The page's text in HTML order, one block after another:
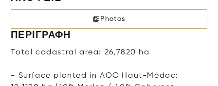
Photos
ΠΕΡΙΓΡΑΦΉ
Total cadastral area: 26,7820 ha
- Surface planted in AOC Haut-Médoc: